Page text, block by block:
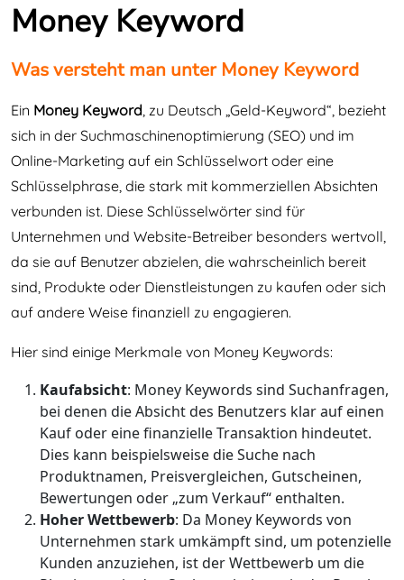
Money Keyword
Was versteht man unter Money Keyword
Ein Money Keyword, zu Deutsch „Geld-Keyword“, bezieht
sich in der Suchmaschinenoptimierung (SEO) und im
Online-Marketing auf ein Schlüsselwort oder eine
Schlüsselphrase, die stark mit kommerziellen Absichten
verbunden ist. Diese Schlüsselwörter sind für
Unternehmen und Website-Betreiber besonders wertvoll,
da sie auf Benutzer abzielen, die wahrscheinlich bereit
sind, Produkte oder Dienstleistungen zu kaufen oder sich
auf andere Weise finanziell zu engagieren.
Hier sind einige Merkmale von Money Keywords:
Kaufabsicht: Money Keywords sind Suchanfragen,
bei denen die Absicht des Benutzers klar auf einen
Kauf oder eine finanzielle Transaktion hindeutet.
Dies kann beispielsweise die Suche nach
Produktnamen, Preisvergleichen, Gutscheinen,
Bewertungen oder „zum Verkauf“ enthalten.
Hoher Wettbewerb: Da Money Keywords von
Unternehmen stark umkämpft sind, um potenzielle
Kunden anzuziehen, ist der Wettbewerb um die